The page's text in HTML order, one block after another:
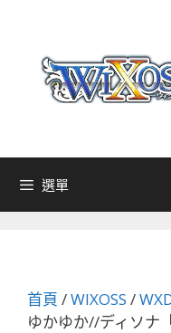
選單
首頁 /WIXOSS /
ゆかゆか//ディソナ